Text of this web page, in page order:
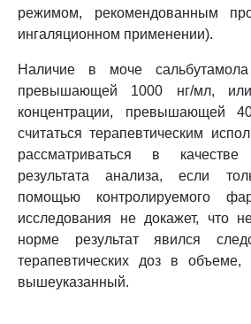
режимом, рекомендованным
ингаляционном применении).
Наличие в моче
превышающей 1000 нг/мл,
концентрации, превышающей
считаться терапевтическим
рассматриваться в качестве
результата анализа, если
помощью контролируемого
исследования не докажет, что
норме результат явился
терапевтических доз в
вышеуказанный.